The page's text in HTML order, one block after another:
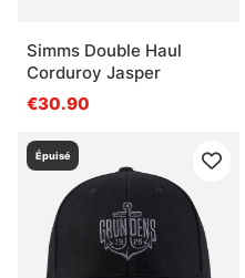
Simms Double Haul
Corduroy Jasper
€30.90
Épuisé